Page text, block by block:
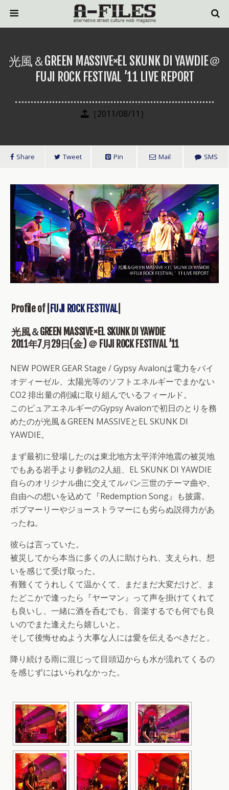
光風＆GREEN MASSIVE×EL SKUNK DI YAWDIE＠
FUJI ROCK FESTIVAL ’11 LIVE REPORT
［2011/08/11］
Share Tweet Pin Mail SMS
Profile of | FUJI ROCK FESTIVAL|
光風＆GREEN MASSIVE×EL SKUNK DI YAWDIE
2011年7月29日(金) ＠ FUJI ROCK FESTIVAL ’11
NEW POWER GEAR Stage / Gypsy Avalonは電力をバイ
オディーゼル、太陽光等のソフトエネルギーでまかない
CO2 排出量の削減に取り組んでいるフィールド。
このピュアエネルギーのGypsy Avalonで初日のとりを務
めたのが光風＆GREEN MASSIVEとEL SKUNK DI
YAWDIE。
まず最初に登場したのは東北地方太平洋沖地震の被災地
でもある岩手より参戦の2人組、EL SKUNK DI YAWDIE
自らのオリジナル曲に交えてルパン三世のテーマ曲や、
自由への想いを込めて『Redemption Song』も披露。
ボブマーリーやジョーストラマーにも劣らぬ説得力があ
ったね。
彼らは言っていた。
被災してから本当に多くの人に助けられ、支えられ、想
いを感じて受け取った。
有難くてうれしくて温かくて、まだまだ大変だけど、ま
たどこかで逢ったら『ヤーマン』って声を掛けてくれて
も良いし、一緒に酒を呑むでも、音楽するでも何でも良
いのでまた逢えたら嬉しいと。
そして後悔せぬよう大事な人には愛を伝えるべきだと。
降り続ける雨に混じって目頭辺からも水が流れてくるの
を感じずにはいられなかった。